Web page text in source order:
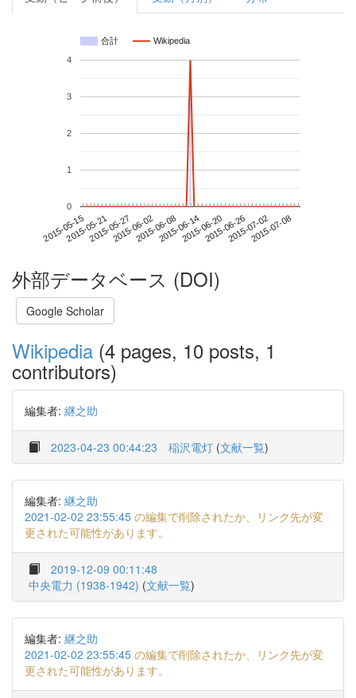
合計 Wikipedia
2015-05-152015-05-212015-05-272015-06-022015-06-082015-06-142015-06-202015-06-262015-07-022015-07-08
0
1
2
3
4
外部データベース (DOI)
Google Scholar
Wikipedia (4 pages, 10 posts, 1
contributors)
編集者: 継之助
2023-04-23 00:44:23 稲沢電灯 (文献一覧)
編集者: 継之助
2021-02-02 23:55:45 の編集で削除されたか、リンク先が変
更された可能性があります。
2019-12-09 00:11:48
中央電力 (1938-1942) (文献一覧)
編集者: 継之助
2021-02-02 23:55:45 の編集で削除されたか、リンク先が変
更された可能性があります。